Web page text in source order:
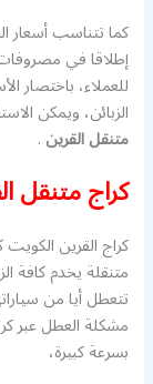
كما تتناسب أسعار
إطلاقا في
للعملاء، باختصار
الزبائن، ويمكن
متنقل القرين.
كراج متنقل
كراج القرين
متنقلة يخدم كافة
تتعطل أيا من
مشكلة العطل عبر
بسرعة كبيرة،